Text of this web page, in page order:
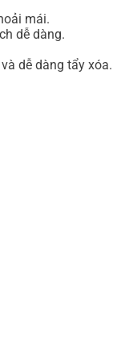
mái.
dễ dàng.
dễ dàng tẩy xóa.